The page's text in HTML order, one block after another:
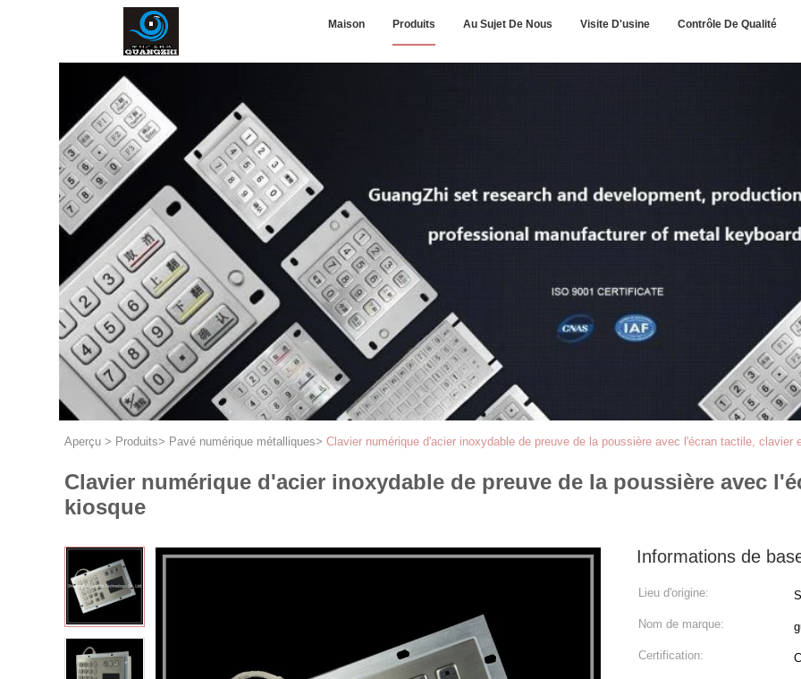
Maison Produits Au Sujet De Nous Visite D'usine Contrôle De Qualité
Aperçu > Produits> Pavé numérique métalliques> Clavier numérique d'acier inoxydable de preuve de la poussière avec l'écran tactile, clavier
Clavier numérique d'acier inoxydable de preuve de la poussière avec
kiosque
Informations de
Lieu d'origine:
Nom de marque:
Certification: